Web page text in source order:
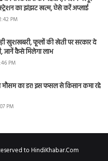
का झंझट खत्म, ऐसे करें अप्लाई
PM
खुशखबरी, फूलों की खेती पर सरकार दे
जानें कैसे मिलेगा लाभ
PM
का डर! इस फसल से किसान कमा रहे
PM
to HindiKhabar.Com